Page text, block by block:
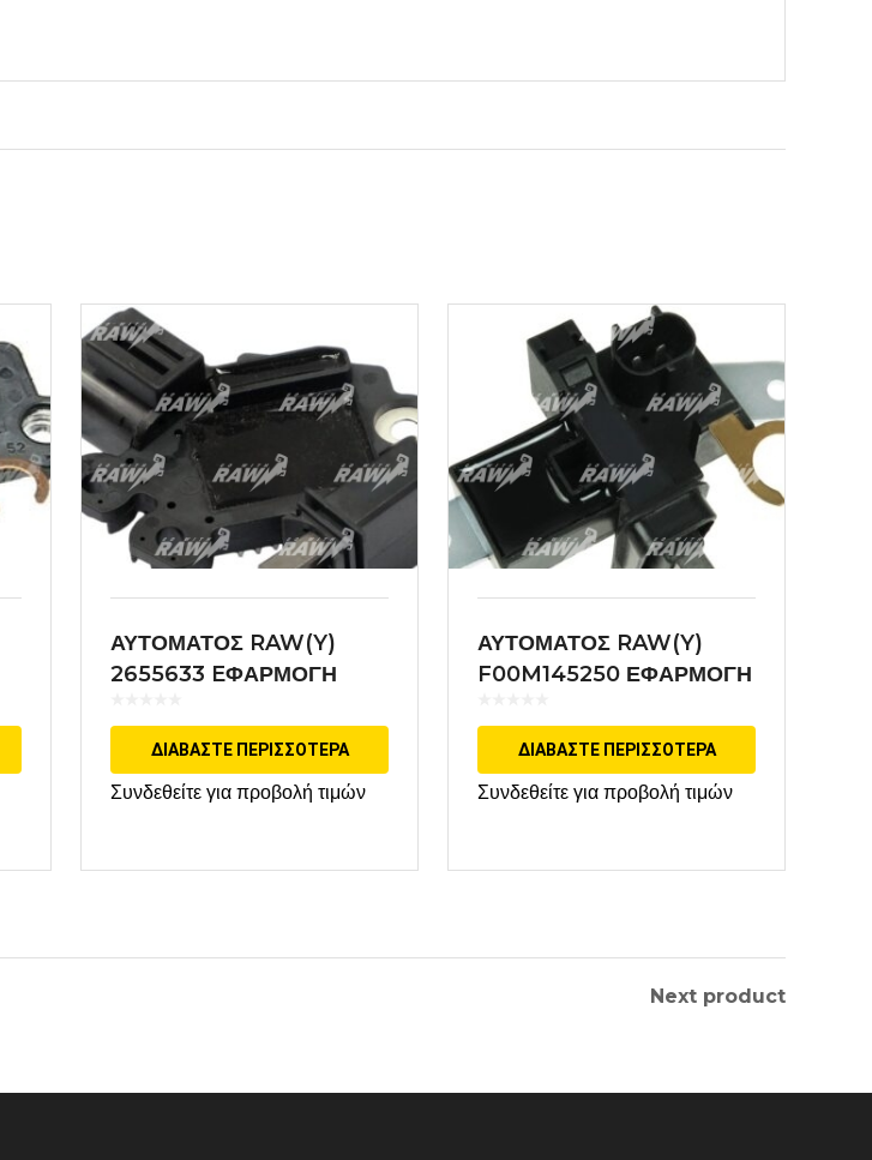
ΑΥΤΟΜΑΤΟΣ RAW(Y)
2655633 EΦΑΡΜΟΓΗ
ΔΙΑΒΆΣΤΕ ΠΕΡΙΣΣΌΤΕΡΑ
Συνδεθείτε για προβολή τιμών
ΑΥΤΟΜΑΤΟΣ RAW(Y)
F00M145250 ΕΦΑΡΜΟΓΗ
ΔΙΑΒΆΣΤΕ ΠΕΡΙΣΣΌΤΕΡΑ
Συνδεθείτε για προβολή τιμών
Next product